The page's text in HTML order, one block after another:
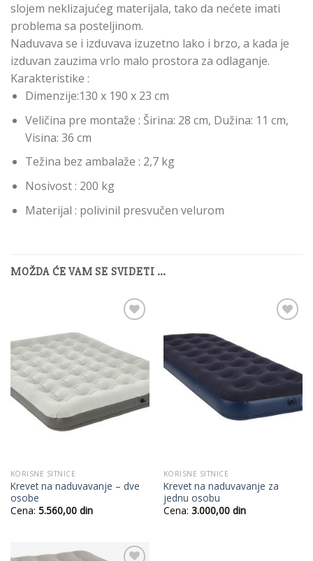
slojem neklizajućeg materijala, tako da nećete imati
problema sa posteljinom.
Naduvava se i izduvava izuzetno lako i brzo, a kada je
izduvan zauzima vrlo malo prostora za odlaganje.
Karakteristike :
Dimenzije:130 x 190 x 23 cm
Veličina pre montaže : Širina: 28 cm, Dužina: 11 cm,
Visina: 36 cm
Težina bez ambalaže : 2,7 kg
Nosivost : 200 kg
Materijal : polivinil presvučen velurom
MOŽDA ĆE VAM SE SVIDETI …
Add to
Wishlist
KORISNE SITNICE
Krevet na naduvavanje – dve
osobe
Cena: 5.560,00din
Wishlist
KORISNE SITNICE
Krevet na naduvavanje za
jednu osobu
Cena: 3.000,00din